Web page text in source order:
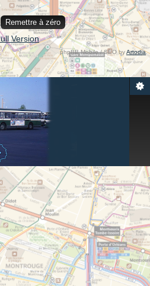
Version
phpBB Mobile / SEO byArtodia.